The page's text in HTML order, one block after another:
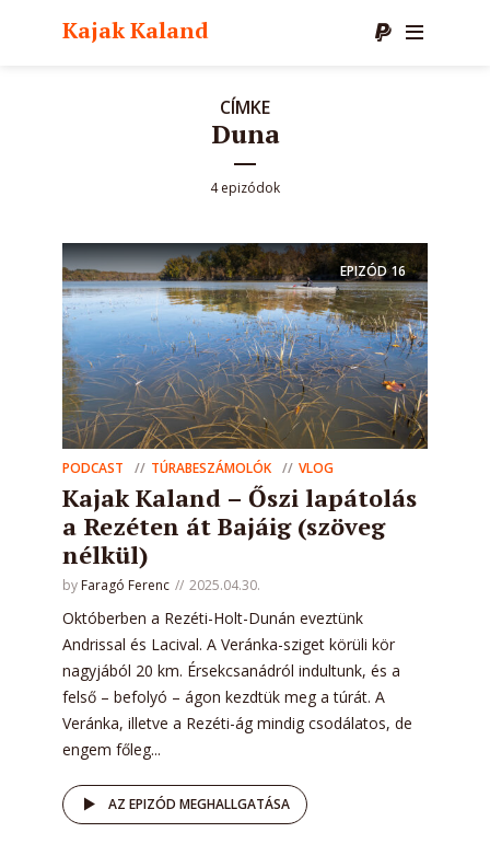
Kajak Kaland
CÍMKE
Duna
4 epizódok
EPIZÓD16
PODCAST TÚRABESZÁMOLÓK VLOG
Kajak Kaland – Őszi lapátolás
a Rezéten át Bajáig (szöveg
nélkül)
by Faragó Ferenc 2025.04.30.
Októberben a Rezéti-Holt-Dunán eveztünk
Andrissal és Lacival. A Veránka-sziget körüli kör
nagyjából 20 km. Érsekcsanádról indultunk, és a
felső – befolyó – ágon kezdtük meg a túrát. A
Veránka, illetve a Rezéti-ág mindig csodálatos, de
engem főleg...
AZ EPIZÓD MEGHALLGATÁSA